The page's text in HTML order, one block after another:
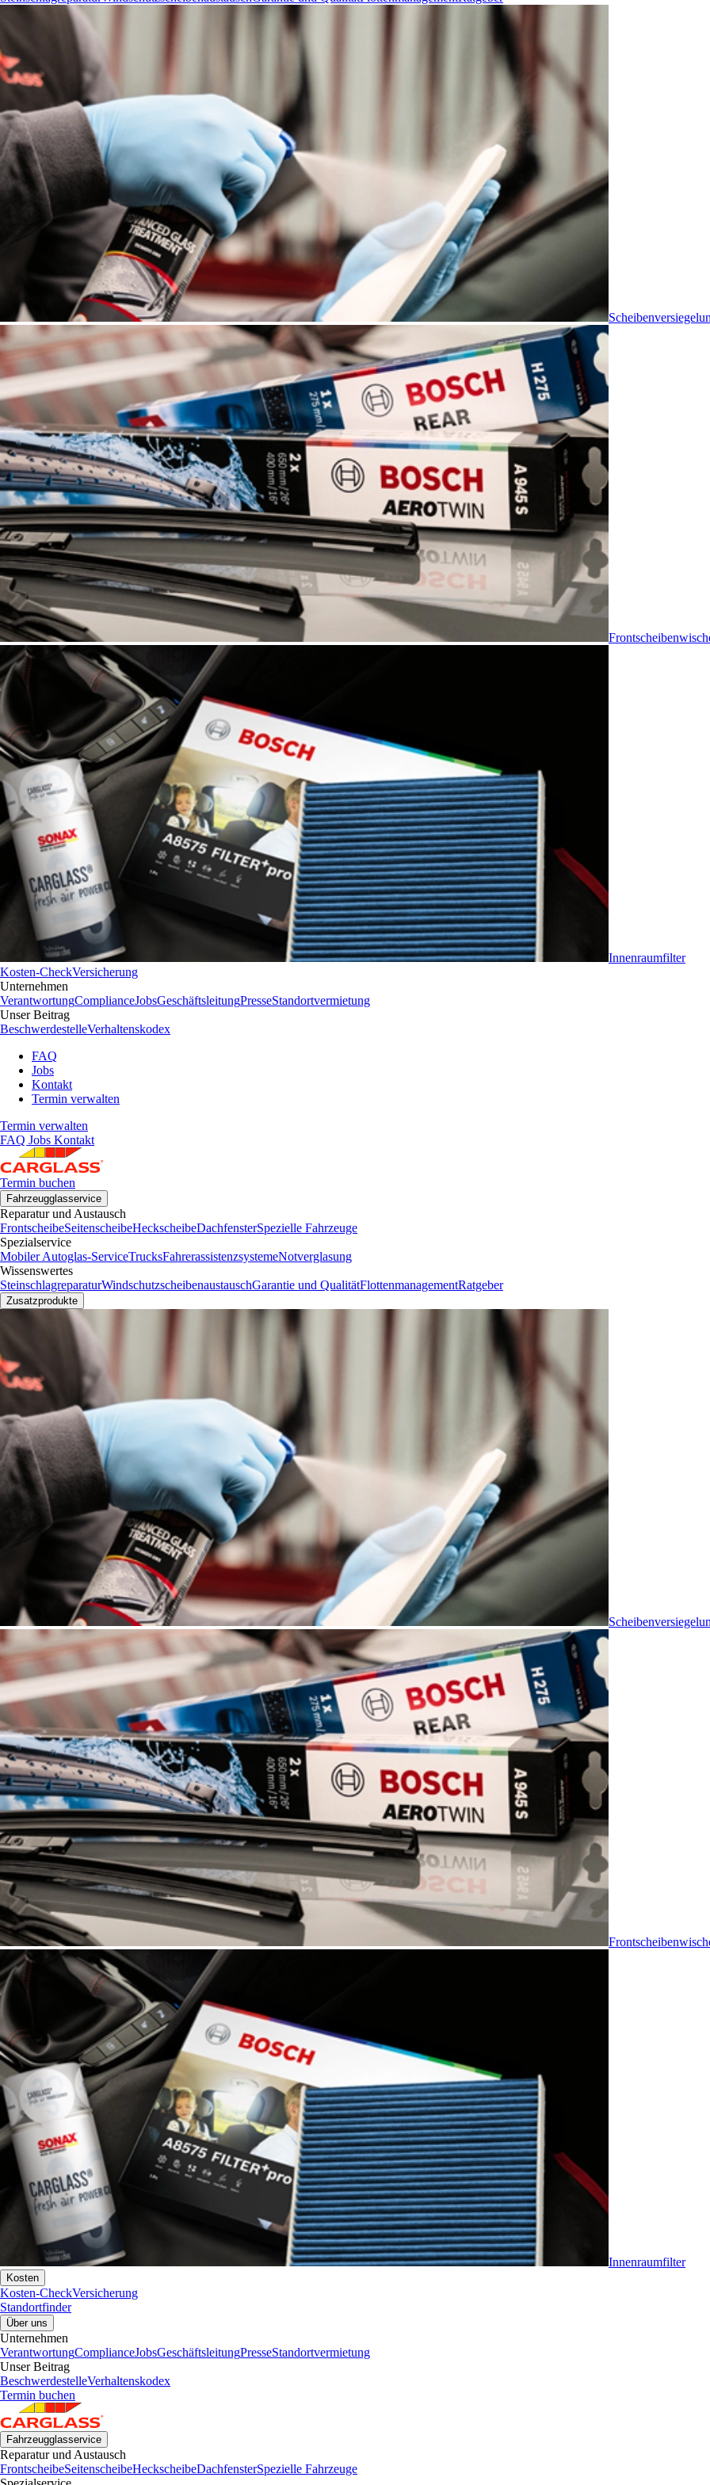
Innenraumfilter
Kosten-CheckVersicherung
Unternehmen
VerantwortungComplianceJobsGeschäftsleitungPresseStandortvermietung
Unser Beitrag
BeschwerdestelleVerhaltenskodex
FAQ
Jobs
Kontakt
Termin verwalten
Termin verwalten
FAQ Jobs Kontakt
Termin buchen
Fahrzeugglasservice
Reparatur und Austausch
FrontscheibeSeitenscheibeHeckscheibeDachfensterSpezielle Fahrzeuge
Spezialservice
Mobiler Autoglas-ServiceTrucksFahrerassistenzsystemeNotverglasung
Wissenswertes
SteinschlagreparaturWindschutzscheibenaustauschGarantie und QualitätFlottenmanagementRatgeber
Zusatzprodukte
Innenraumfilter
Kosten
Kosten-CheckVersicherung
Standortfinder
Über uns
Unternehmen
VerantwortungComplianceJobsGeschäftsleitungPresseStandortvermietung
Unser Beitrag
BeschwerdestelleVerhaltenskodex
Termin buchen
Fahrzeugglasservice
Reparatur und Austausch
FrontscheibeSeitenscheibeHeckscheibeDachfensterSpezielle Fahrzeuge